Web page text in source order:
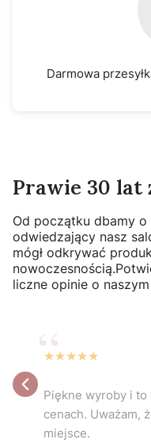
Darmowa
Prawie 30 lat
Od początku dbamy
odwiedzający nasz
mógł odkrywać
liczne opinie o
★★★★★
Piękne wyroby i to
cenach. Uważam,
miejsce.